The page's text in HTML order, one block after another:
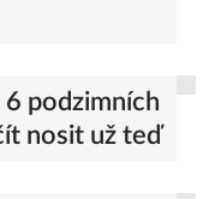
6 podzimních
nosit už teď